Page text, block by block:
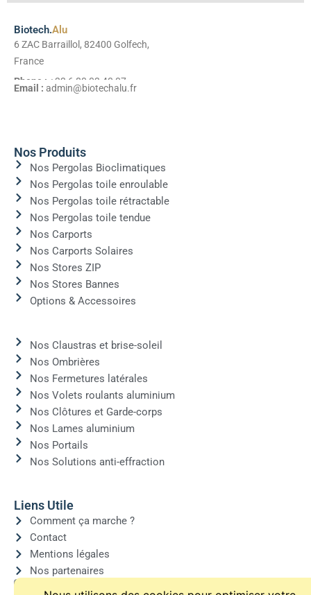
Biotech.Alu
6 ZAC Barraillol, 82400 Golfech,
France
Phone : +33 6 80 03 40 07
Email : admin@biotechalu.fr
Nos Produits
Nos Pergolas Bioclimatiques
Nos Pergolas toile enroulable
Nos Pergolas toile rétractable
Nos Pergolas toile tendue
Nos Carports
Nos Carports Solaires
Nos Stores ZIP
Nos Stores Bannes
Options & Accessoires
Nos Claustras et brise-soleil
Nos Ombrières
Nos Fermetures latérales
Nos Volets roulants aluminium
Nos Clôtures et Garde-corps
Nos Lames aluminium
Nos Portails
Nos Solutions anti-effraction
Liens Utile
Comment ça marche ?
Contact
Mentions légales
Nos partenaires
Devenir partenaire Biotech Alu